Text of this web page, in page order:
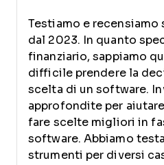
Testiamo e recensiamo
dal 2023. In quanto
finanziario, sappiamo
difficile prendere la
scelta di un software.
approfondite per
fare scelte migliori in
software. Abbiamo
strumenti per diversi